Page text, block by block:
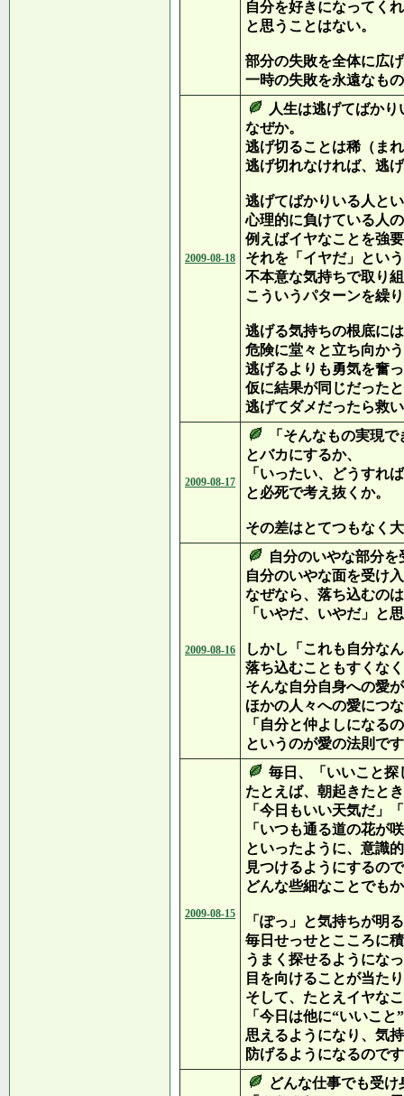
自分を好きになってく
と思うことはない。
部分の失敗を全体に広
一時の失敗を永遠なも
2009-08-18
人生は逃げてばか
なぜか。
逃げ切ることは稀（ま
逃げ切れなければ、逃
逃げてばかりいる人と
心理的に負けている人
例えばイヤなことを強
それを「イヤだ」とい
不本意な気持ちで取り
こういうパターンを繰
逃げる気持ちの根底に
危険に堂々と立ち向か
逃げるよりも勇気を奮
仮に結果が同じだった
逃げてダメだったら救
2009-08-17
「そんなもの実現
とバカにするか、
「いったい、どうすれ
と必死で考え抜くか。
その差はとてつもなく
2009-08-16
自分のいやな部分
自分のいやな面を受け
なぜなら、落ち込むの
「いやだ、いやだ」と
しかし「これも自分な
落ち込むこともすくな
そんな自分自身への愛
ほかの人々への愛につ
「自分と仲よしになる
というのが愛の法則で
2009-08-15
毎日、「いいこと探
たとえば、朝起きたと
「今日もいい天気だ」
「いつも通る道の花が
といったように、意識
見つけるようにするの
どんな些細なことでも
「ぽっ」と気持ちが明
毎日せっせとこころに
うまく探せるようにな
目を向けることが当た
そして、たとえイヤな
「今日は他に“いいこ
思えるようになり、気
防げるようになるので
どんな仕事でも受け